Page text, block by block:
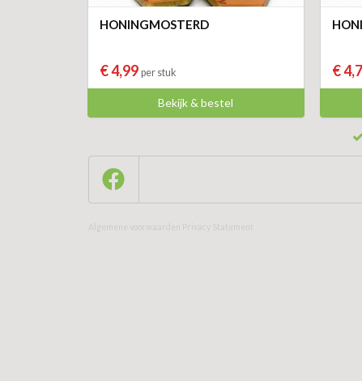
HONINGMOSTERD
€ 4,99 per stuk
Bekijk & bestel
€
Algemene voorwaarden Privacy Statement